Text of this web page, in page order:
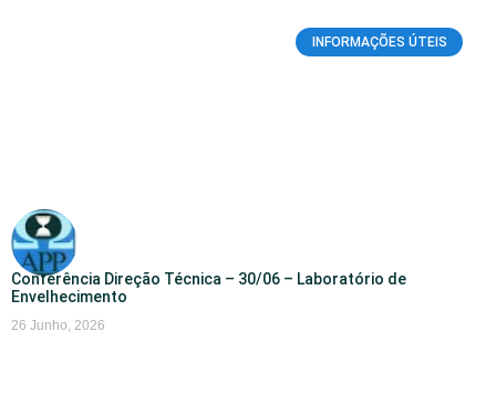
INFORMAÇÕES ÚTEIS
Conferência Direção Técnica – 30/06 – Laboratório de
Envelhecimento
26 Junho, 2026